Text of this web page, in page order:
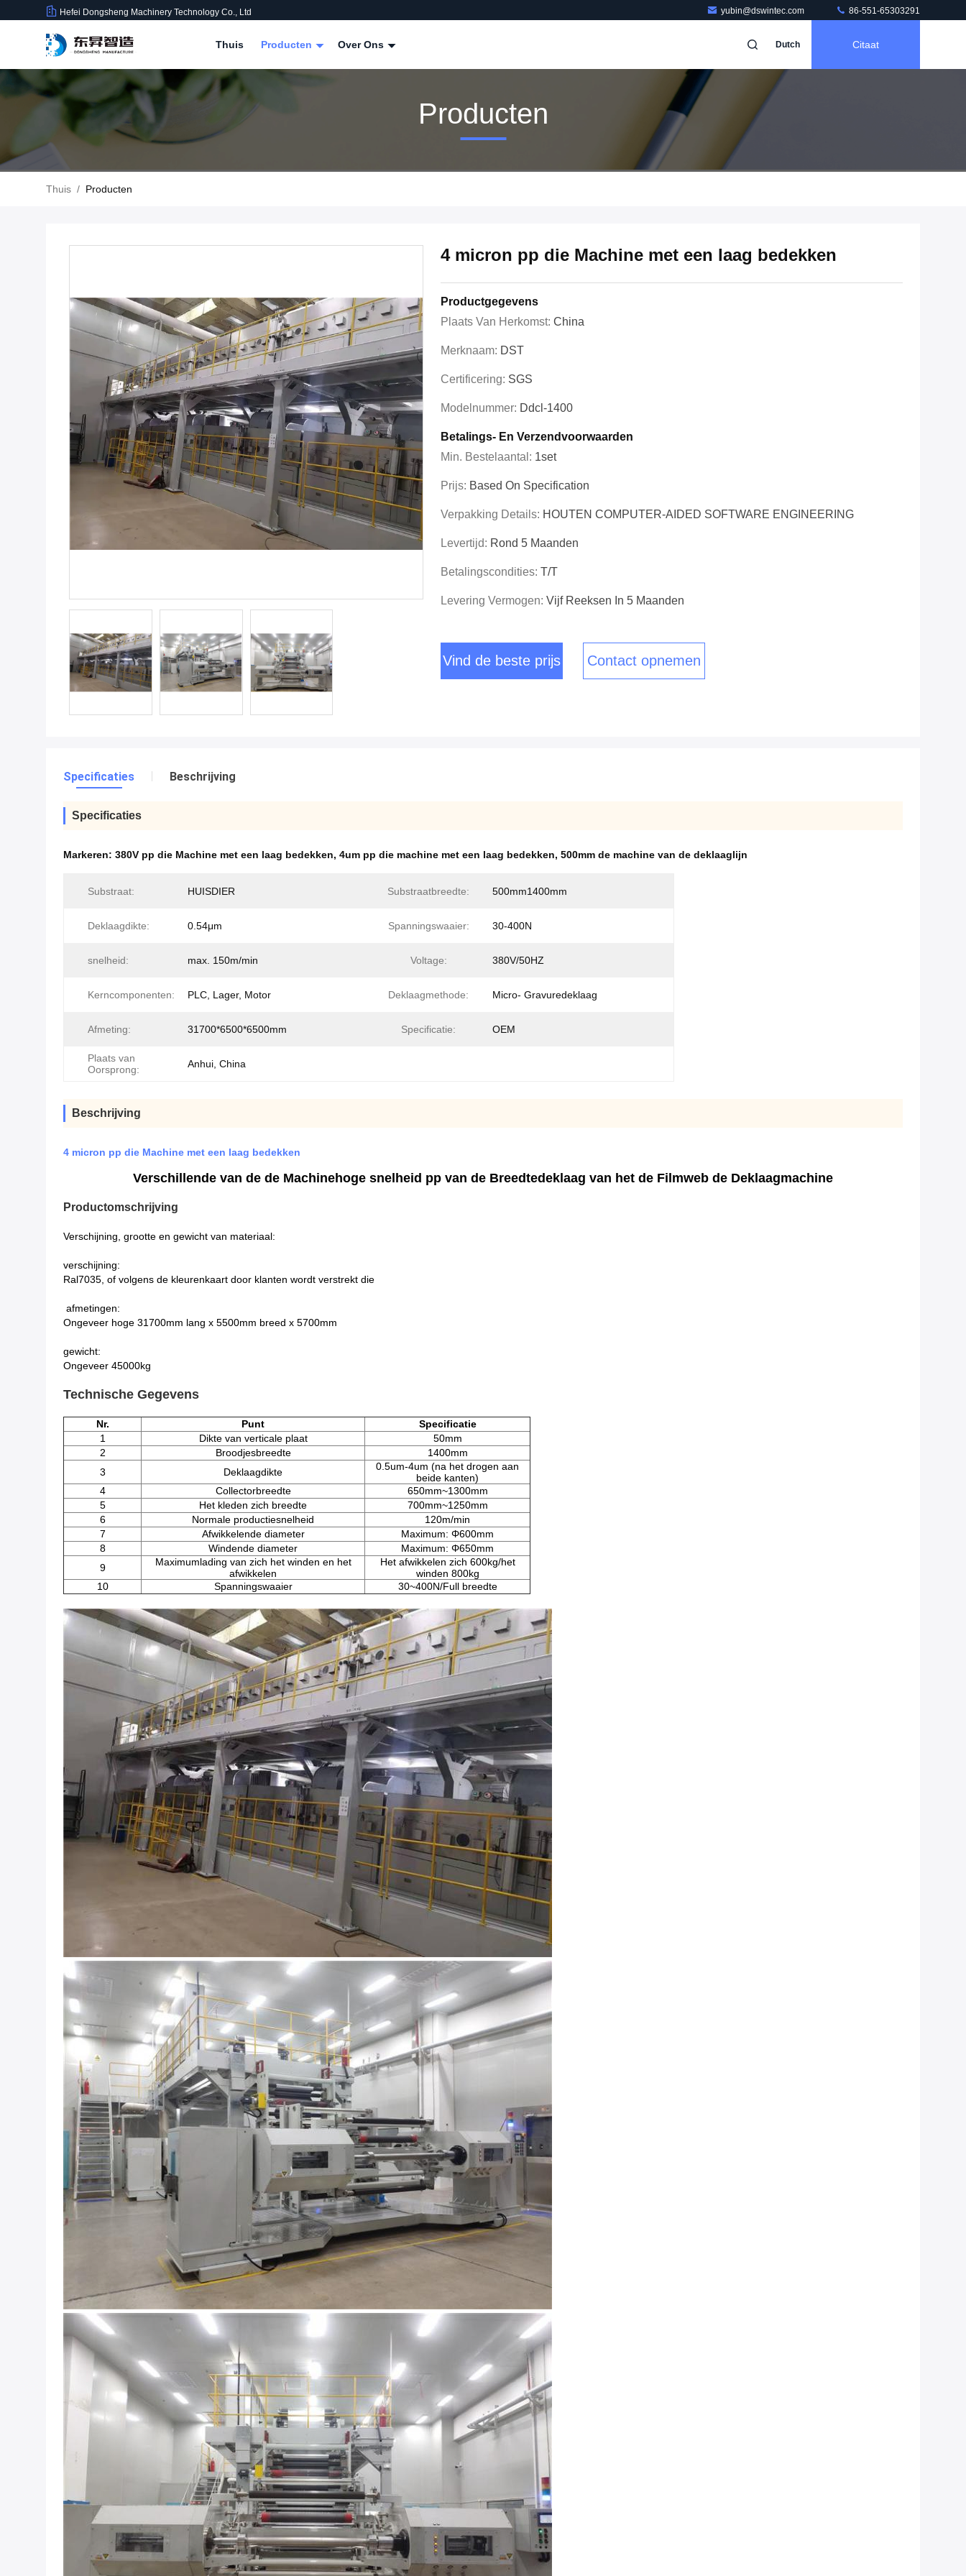
Hefei Dongsheng Machinery Technology Co., Ltd yubin@dswintec.com 86-551-65303291
Thuis Producten Over Ons Dutch Citaat
Producten
Thuis / Producten
4 micron pp die Machine met een laag bedekken
Productgegevens
Plaats Van Herkomst: China
Merknaam: DST
Certificering: SGS
Modelnummer: Ddcl-1400
Betalings- En Verzendvoorwaarden
Min. Bestelaantal: 1set
Prijs: Based On Specification
Verpakking Details: HOUTEN COMPUTER-AIDED SOFTWARE ENGINEERING
Levertijd: Rond 5 Maanden
Betalingscondities: T/T
Levering Vermogen: Vijf Reeksen In 5 Maanden
Vind de beste prijs Contact opnemen
Specificaties Beschrijving
Specificaties
Markeren: 380V pp die Machine met een laag bedekken, 4um pp die machine met een laag bedekken, 500mm de machine van de deklaaglijn
Substraat: HUISDIER Substraatbreedte: 500mm1400mm
Deklaagdikte: 0.54μm Spanningswaaier: 30-400N
snelheid: max. 150m/min Voltage: 380V/50HZ
Kerncomponenten: PLC, Lager, Motor Deklaagmethode: Micro- Gravuredeklaag
Afmeting: 31700*6500*6500mm Specificatie: OEM
Plaats van
Oorsprong:
Anhui, China
Beschrijving
4 micron pp die Machine met een laag bedekken
Verschillende van de de Machinehoge snelheid pp van de Breedtedeklaag van het de Filmweb de Deklaagmachine
Productomschrijving
Verschijning, grootte en gewicht van materiaal:
verschijning:
Ral7035, of volgens de kleurenkaart door klanten wordt verstrekt die
afmetingen:
Ongeveer hoge 31700mm lang x 5500mm breed x 5700mm
gewicht:
Ongeveer 45000kg
Technische Gegevens
Nr. Punt
Specificatie
1
Dikte van verticale plaat
50mm
2
Broodjesbreedte
1400mm
3
Deklaagdikte
0.5um-4um (na het drogen aan
beide kanten)
4
Collectorbreedte
650mm~1300mm
5
Het kleden zich breedte
700mm~1250mm
6
Normale productiesnelheid
120m/min
7
Afwikkelende diameter
Maximum: Φ600mm
8
Windende diameter
Maximum: Φ650mm
9
Maximumlading van zich het winden en het
afwikkelen
Het afwikkelen zich 600kg/het
winden 800kg
10
Spanningswaaier 30~400N/Full breedte